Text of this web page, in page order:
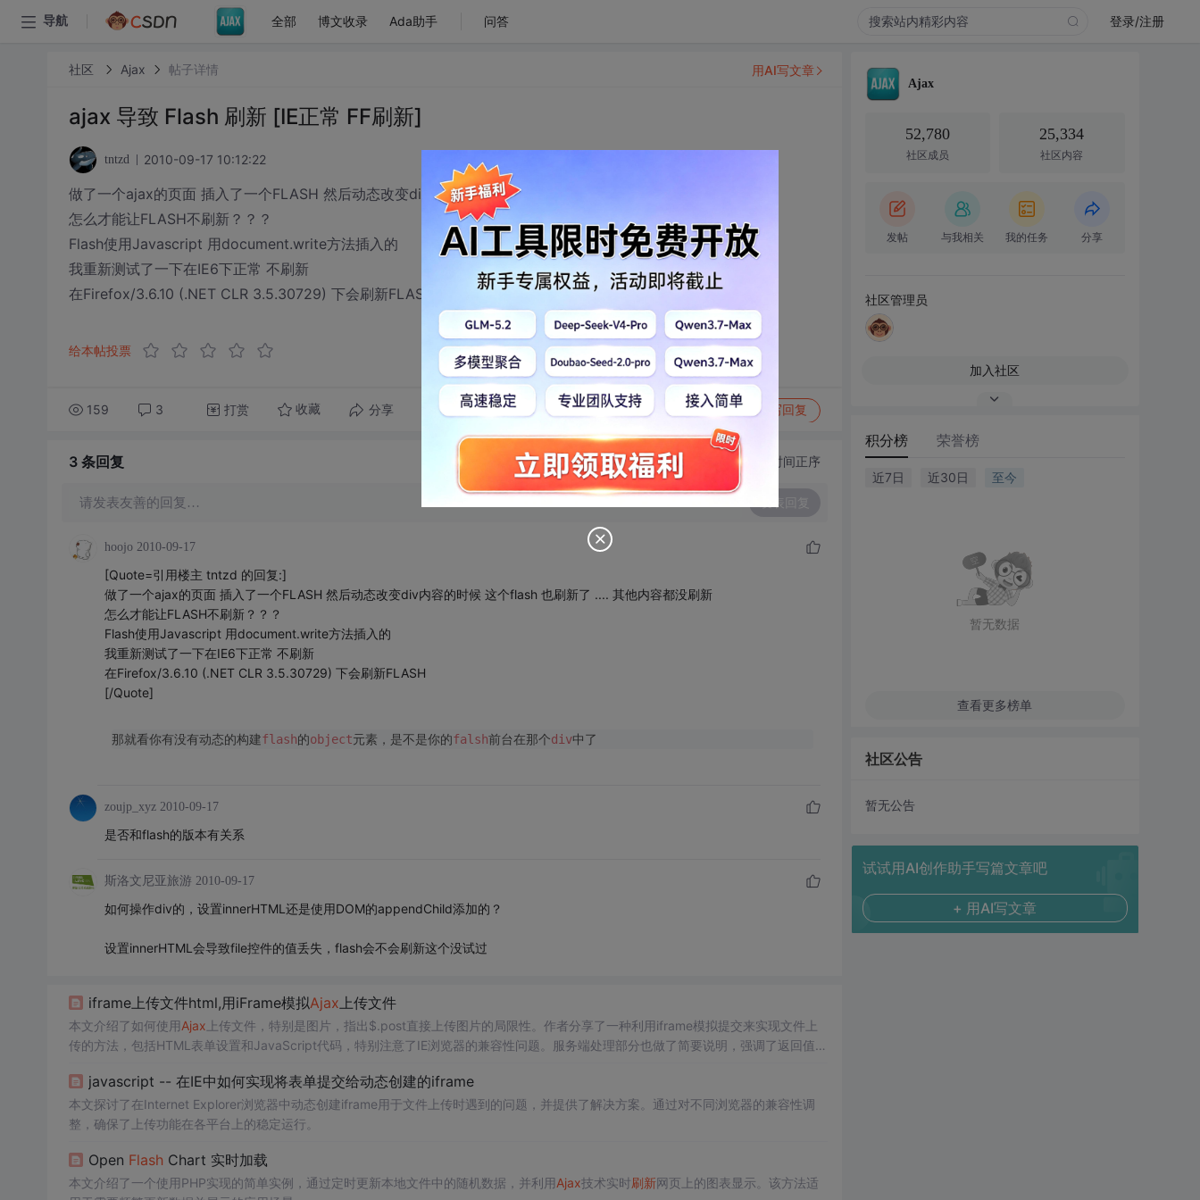
导航 全部 博文收录 Ada助手 问答 登录/注册
社区 Ajax 帖子详情
ajax 导致 Flash 刷新 [IE正常 FF刷新]
tntzd 2010-09-17 10:12:22
做了一个ajax的页面 插入了一个FLASH 然后动态改变div内容的时候 这个flash 也刷新了 .... 其他内容都没刷新
怎么才能让FLASH不刷新？？？
Flash使用Javascript 用document.write方法插入的
我重新测试了一下在IE6下正常 不刷新
在Firefox/3.6.10 (.NET CLR 3.5.30729) 下会刷新FLASH
给本帖投票
159 3 打赏 收藏 分享 转发到动态 举报 写回复
用AI写文章
3 条回复 切换为时间正序
请发表友善的回复…
hoojo 2010-09-17
[Quote=引用楼主 tntzd 的回复:]
做了一个ajax的页面 插入了一个FLASH 然后动态改变div内容的时候 这个flash 也刷新了 .... 其他内容都没刷新
怎么才能让FLASH不刷新？？？
Flash使用Javascript 用document.write方法插入的
我重新测试了一下在IE6下正常 不刷新
在Firefox/3.6.10 (.NET CLR 3.5.30729) 下会刷新FLASH
[/Quote]
那就看你有没有动态的构建flash的object元素，是不是你的falsh前台在那个div中了
zoujp_xyz 2010-09-17
是否和flash的版本有关系
斯洛文尼亚旅游 2010-09-17
如何操作div的，设置innerHTML还是使用DOM的appendChild添加的？
设置innerHTML会导致file控件的值丢失，flash会不会刷新这个没试过
iframe上传文件html,用iFrame模拟Ajax上传文件
本文介绍了如何使用Ajax 上传文件，特别是图片，指出$.post直接上传图片的局限性。作者分享了一种利用iframe模拟提交来实现文件上
传的方法，包括HTML表单设置和JavaScript代码，特别注意了IE浏览器的兼容性问题。服务端处理部分也做了简要说明，强调了返回值的
javascript -- 在IE中如何实现将表单提交给动态创建的iframe
本文探讨了在Internet Explorer浏览器中动态创建iframe用于文件上传时遇到的问题，并提供了解决方案。通过对不同浏览器的兼容性调
整，确保了上传功能在各平台上的稳定运行。
Open Flash Chart 实时加载
本文介绍了一个使用PHP实现的简单实例，通过定时更新本地文件中的随机数据，并利用Ajax技术实时刷新网页上的图表显示。该方法适
Ajax
52,780
社区成员
25,334
社区内容
发帖 与我相关 我的任务 分享
社区管理员
加入社区
积分榜 荣誉榜
近7日 近30日 至今
暂无数据
查看更多榜单
社区公告
暂无公告
试试用AI创作助手写篇文章吧
+ 用AI写文章